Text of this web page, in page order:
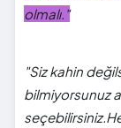
olmalı."
"Siz kahin
bilmiyorsunuz